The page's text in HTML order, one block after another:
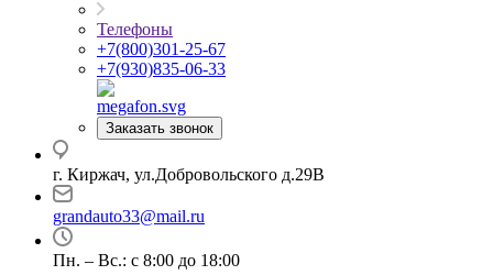
Телефоны
+7(800)301-25-67
+7(930)835-06-33
Заказать звонок
г. Киржач, ул.Добровольского д.29В
grandauto33@mail.ru
Пн. – Вс.: с 8:00 до 18:00